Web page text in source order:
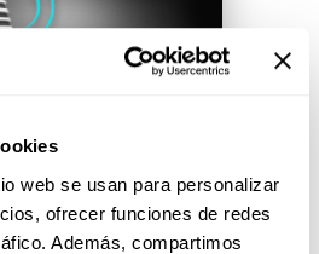
web se usan para personalizar
ofrecer funciones de redes
Además, compartimos
octubre de 2018